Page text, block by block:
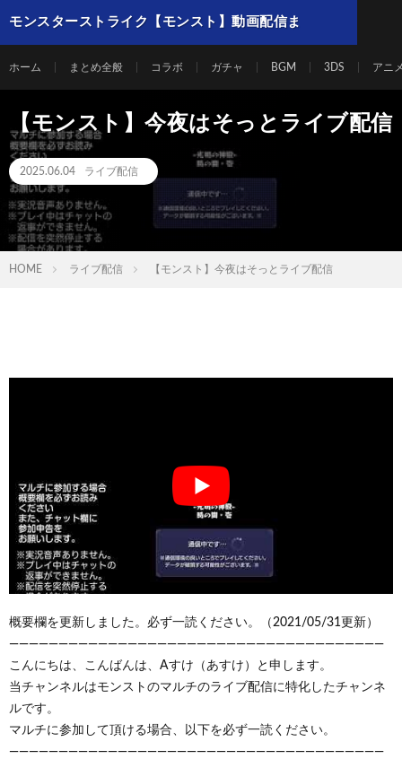
モンスターストライク【モンスト】動画配信ま
ホーム まとめ全般 コラボ ガチャ BGM 3DS アニ
【モンスト】今夜はそっとライブ配信
2025.06.04 ライブ配信
HOME ライブ配信 【モンスト】今夜はそっとライブ配信
概要欄を更新しました。必ず一読ください。（2021/05/31更新）
——————————————————————————————————————
こんにちは、こんばんは、Aすけ（あすけ）と申します。
当チャンネルはモンストのマルチのライブ配信に特化したチャンネ
ルです。
マルチに参加して頂ける場合、以下を必ず一読ください。
——————————————————————————————————————